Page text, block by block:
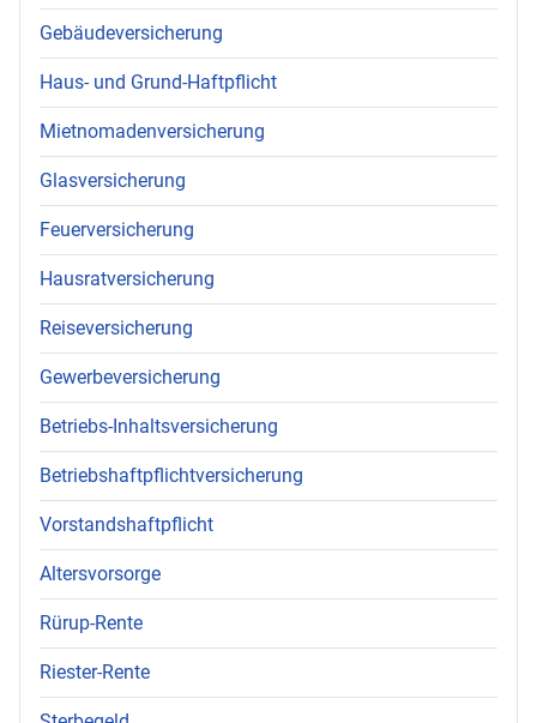
Gebäudeversicherung
Haus- und Grund-Haftpflicht
Mietnomadenversicherung
Glasversicherung
Feuerversicherung
Hausratversicherung
Reiseversicherung
Gewerbeversicherung
Betriebs-Inhaltsversicherung
Betriebshaftpflichtversicherung
Vorstandshaftpflicht
Altersvorsorge
Rürup-Rente
Riester-Rente